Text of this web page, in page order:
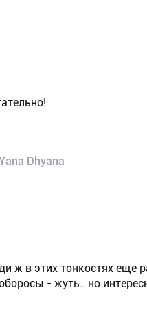
Dhyana
ж в этих тонкостях еще
- жуть.. но